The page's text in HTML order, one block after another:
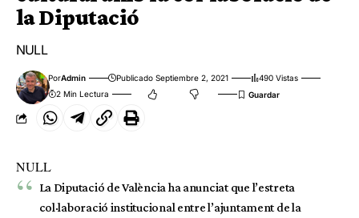
la Diputació
NULL
PorAdmin Publicado Septiembre 2, 2021
490 Vistas
2 Min Lectura
NULL
La Diputació de València ha anunciat que l’estreta
col·laboració institucional entre l’ajuntament de la